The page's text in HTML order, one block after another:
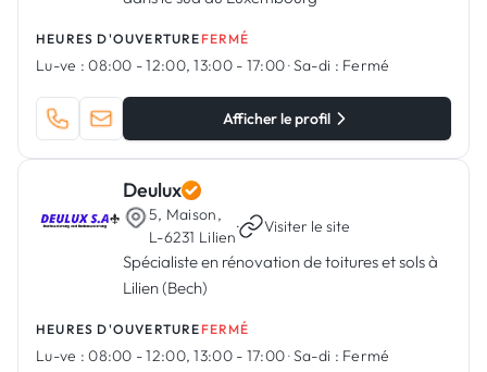
HEURES D'OUVERTURE FERMÉ
Lu-ve : 08:00 - 12:00, 13:00 - 17:00·Sa-di : Fermé
Afficher le profil
Deulux
5, Maison,
L-6231 Lilien
· Visiter le site
Spécialiste en rénovation de toitures et sols à
Lilien (Bech)
HEURES D'OUVERTURE FERMÉ
Lu-ve : 08:00 - 12:00, 13:00 - 17:00·Sa-di : Fermé